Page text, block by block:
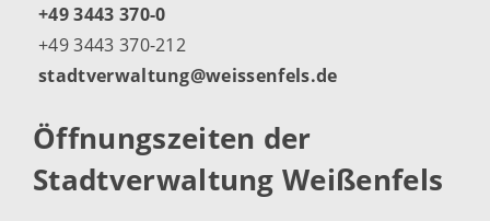
+49 3443 370-0
+49 3443 370-212
stadtverwaltung@weissenfels.de
Öffnungszeiten der
Stadtverwaltung Weißenfels